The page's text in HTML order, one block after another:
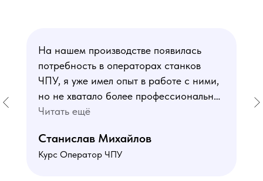
На нашем производстве появилась
потребность в операторах станков
ЧПУ, я уже имел опыт в работе с ними,
но не хватало более профессиональных
знаний. В курсе мне понравился блок
и программированию - это как раз то,
чего мне не хватало. Преподаватели
Читать ещё
Станислав Михайлов
Курс Оператор ЧПУ